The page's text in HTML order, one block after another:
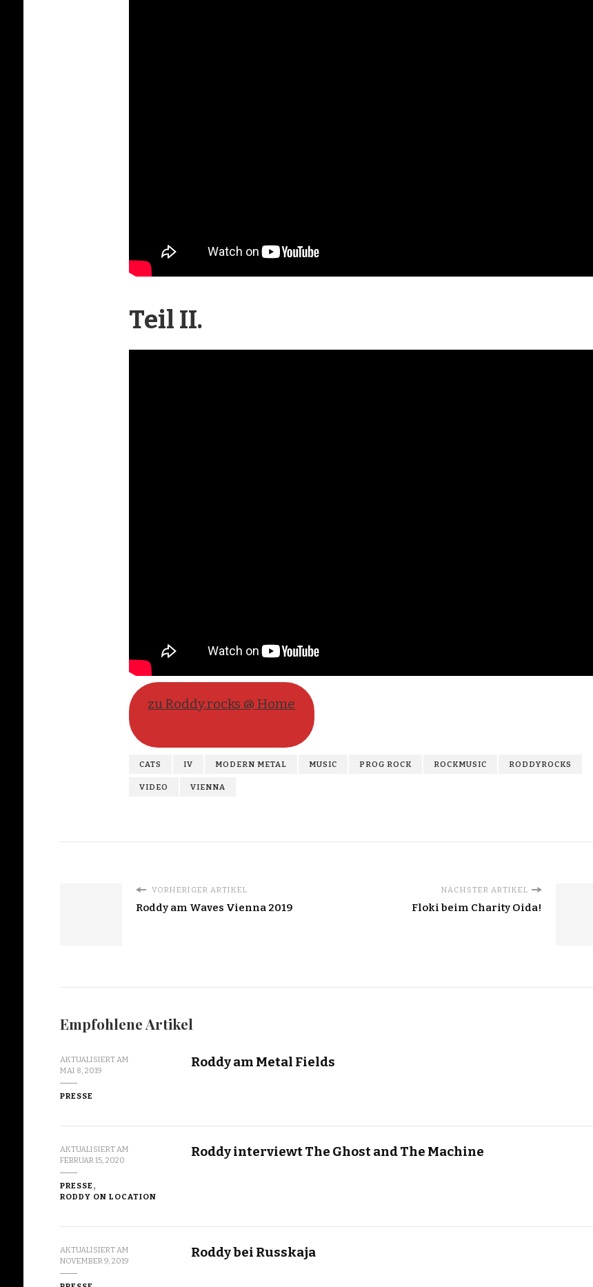
Teil II.
zu Roddy.rocks @ Home
CATS IV MODERN METAL MUSIC PROG ROCK ROCKMUSIC RODDYROCKS
VIDEO VIENNA
VORHERIGER ARTIKEL
Roddy am Waves Vienna 2019
NÄCHSTER ARTIKEL
Floki beim Charity Oida!
Empfohlene Artikel
AKTUALISIERT AM
MAI 8, 2019
PRESSE
Roddy am Metal Fields
AKTUALISIERT AM
FEBRUAR 15, 2020
PRESSE
RODDY ON LOCATION
Roddy interviewt The Ghost and The Machine
AKTUALISIERT AM
NOVEMBER 9, 2019
Roddy bei Russkaja